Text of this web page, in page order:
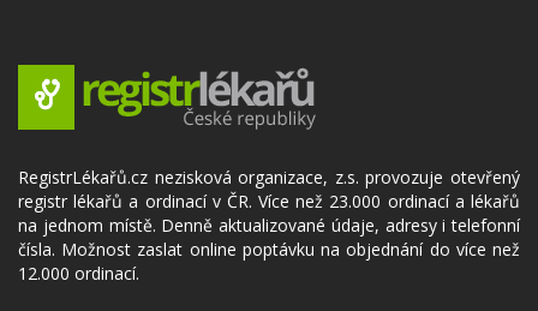
RegistrLékařů.cz nezisková organizace, z.s. provozuje otevřený
registr lékařů a ordinací v ČR. Více než 23.000 ordinací a lékařů
na jednom místě. Denně aktualizované údaje, adresy i telefonní
čísla. Možnost zaslat online poptávku na objednání do více než
12.000 ordinací.